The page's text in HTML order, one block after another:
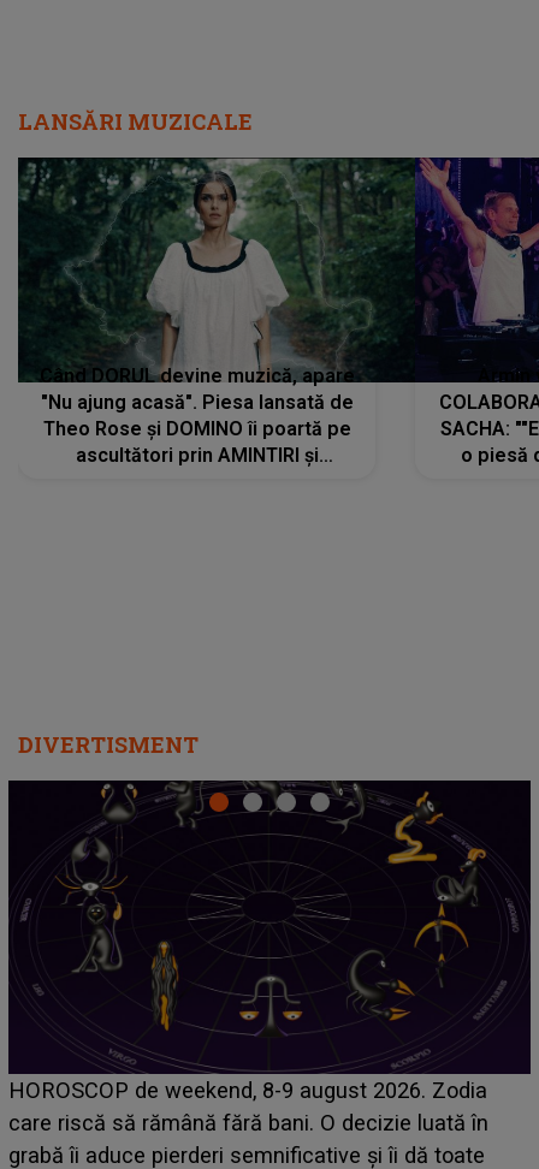
LANSĂRI MUZICALE
Când DORUL devine muzică, apare
"Nu ajung acasă". Piesa lansată de
Theo Rose și DOMINO îi poartă pe
ascultători prin AMINTIRI și
SACHA:
o piesă
DIVERTISMENT
Emanuel a ținut ACEST DETALIU ASCUNS până
acum! În fața Alexandrei, concurentul din Casa Iubirii
face o MĂRTURISIRE NEAȘTEPTATĂ despre mama